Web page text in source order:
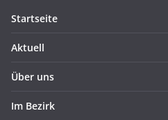
Startseite
Aktuell
Über uns
Im Bezirk